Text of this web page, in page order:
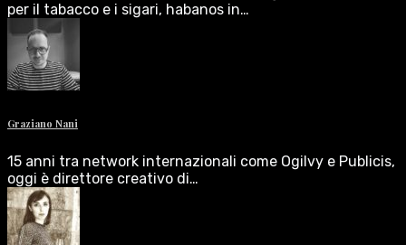
per il tabacco e i sigari, habanos in…
Graziano Nani
15 anni tra network internazionali come Ogilvy e Publicis,
oggi è direttore creativo di…